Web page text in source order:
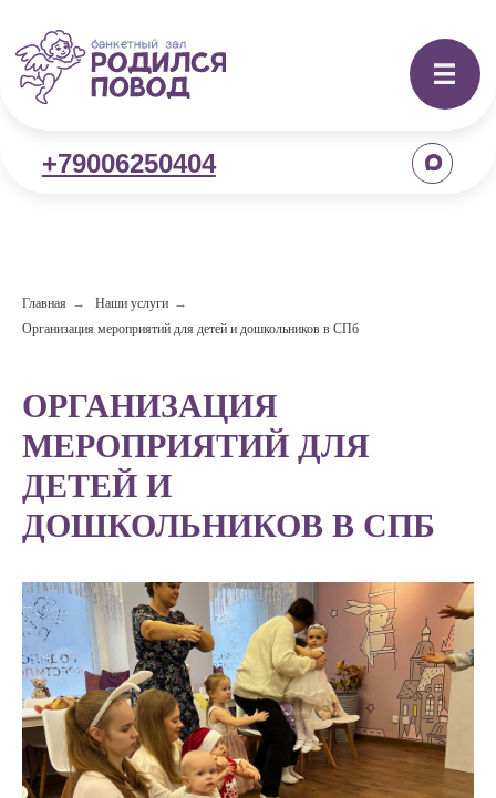
Главная → Наши услуги →
Организация мероприятий для детей и дошкольников в СПб
ОРГАНИЗАЦИЯ
МЕРОПРИЯТИЙ ДЛЯ
ДЕТЕЙ И
ДОШКОЛЬНИКОВ В СПБ